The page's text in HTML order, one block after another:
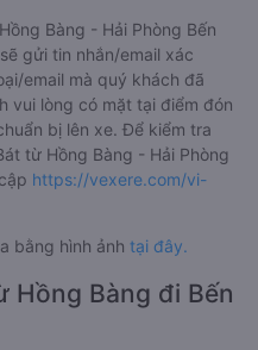
Bàng - Hải Phòng Bến
gửi tin nhắn/email xác
email mà quý khách đã
vui lòng có mặt tại điểm đón
bị lên xe. Để kiểm tra
từ Hồng Bàng - Hải Phòng
https://vexere.com/vi-
bằng hình ảnh tại đây.
Hồng Bàng đi Bến